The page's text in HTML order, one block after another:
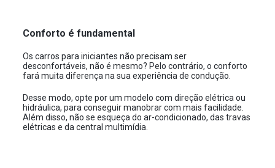
Conforto é fundamental
Os carros para iniciantes não precisam ser
desconfortáveis, não é mesmo? Pelo contrário, o conforto
fará muita diferença na sua experiência de condução.
Desse modo, opte por um modelo com direção elétrica ou
hidráulica, para conseguir manobrar com mais facilidade.
Além disso, não se esqueça do ar-condicionado, das travas
elétricas e da central multimídia.